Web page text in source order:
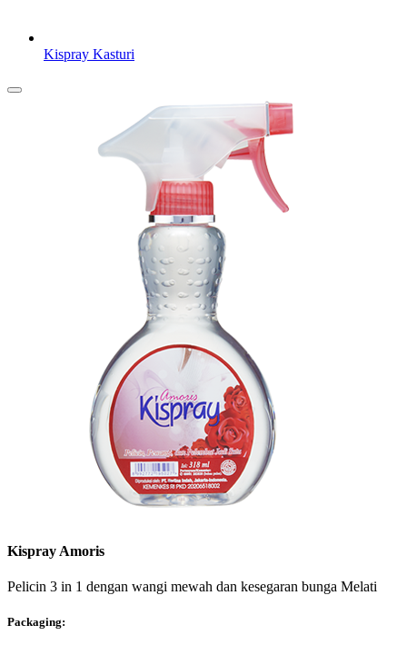
Kispray Kasturi
Kispray Amoris
Pelicin 3 in 1 dengan wangi mewah dan kesegaran bunga Melati
Packaging: